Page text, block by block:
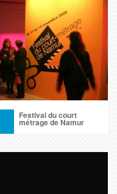
Festival du court
métrage de Namur